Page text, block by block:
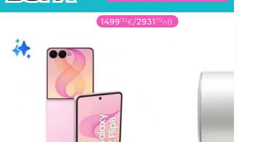
149900€/293179лв.